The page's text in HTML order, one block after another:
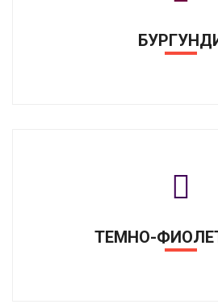
ТЕМНО-